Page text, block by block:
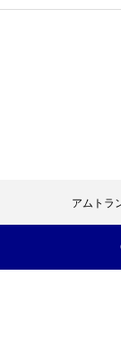
アムトラ